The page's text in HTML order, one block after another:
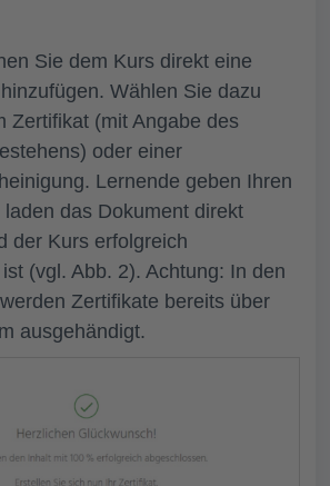
Sie dem Kurs direkt eine
Wählen Sie dazu
Zertifikat (mit Angabe des
oder einer
Lernende geben Ihren
das Dokument direkt
der Kurs erfolgreich
(vgl. Abb. 2). Achtung: In den
Zertifikate bereits über
ausgehändigt.